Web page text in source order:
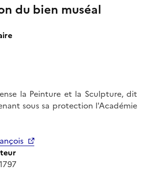
du bien muséal
la Peinture et la Sculpture, dit
sous sa protection l'Académie